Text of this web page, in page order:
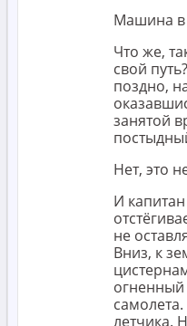
Машина в
Что же,
свой
поздно,
занятой
Нет, это
И
не
Вниз, к
огненный
летчика.